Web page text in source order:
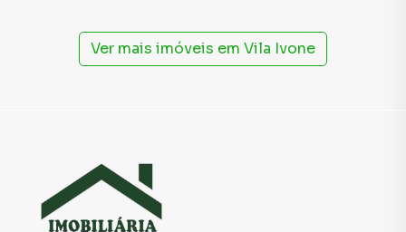
programadores, corretores treinados e uma central de
atendimento preparada para atender proprietários e
Ver mais imóveis em Vila Ivone